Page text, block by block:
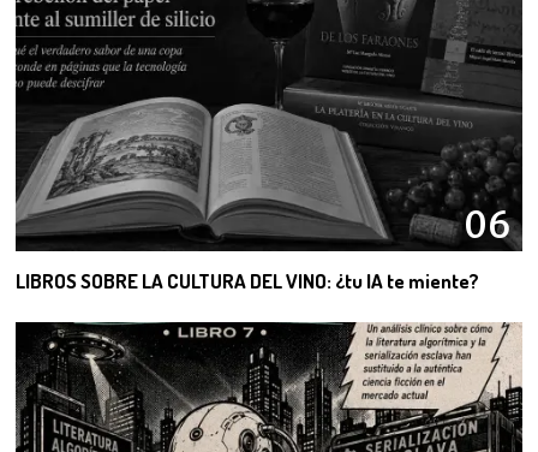
06
LIBROS SOBRE LA CULTURA DEL VINO: ¿tu IA te miente?